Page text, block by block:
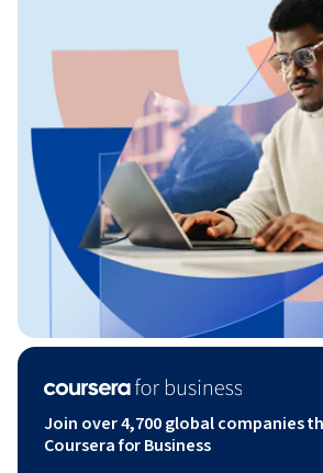
Join over 4,700 global companies
Coursera for Business